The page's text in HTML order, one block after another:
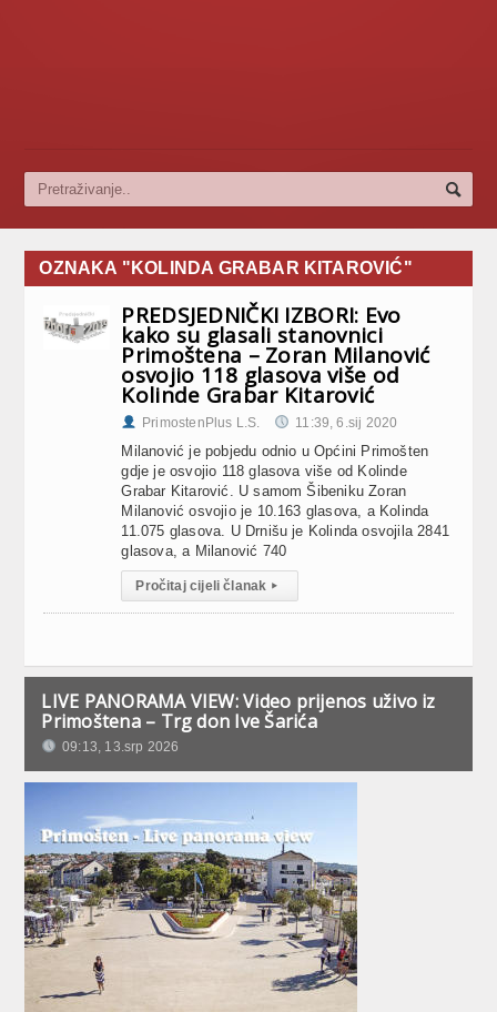
OZNAKA "KOLINDA GRABAR KITAROVIĆ"
PREDSJEDNIČKI IZBORI: Evo
kako su glasali stanovnici
Primoštena – Zoran Milanović
osvojio 118 glasova više od
Kolinde Grabar Kitarović
PrimostenPlus L.S. 11:39, 6.sij 2020
Milanović je pobjedu odnio u Općini Primošten
gdje je osvojio 118 glasova više od Kolinde
Grabar Kitarović. U samom Šibeniku Zoran
Milanović osvojio je 10.163 glasova, a Kolinda
11.075 glasova. U Drnišu je Kolinda osvojila 2841
glasova, a Milanović 740
Pročitaj cijeli članak ▸
LIVE PANORAMA VIEW: Video prijenos uživo iz
Primoštena – Trg don Ive Šarića
09:13, 13.srp 2026